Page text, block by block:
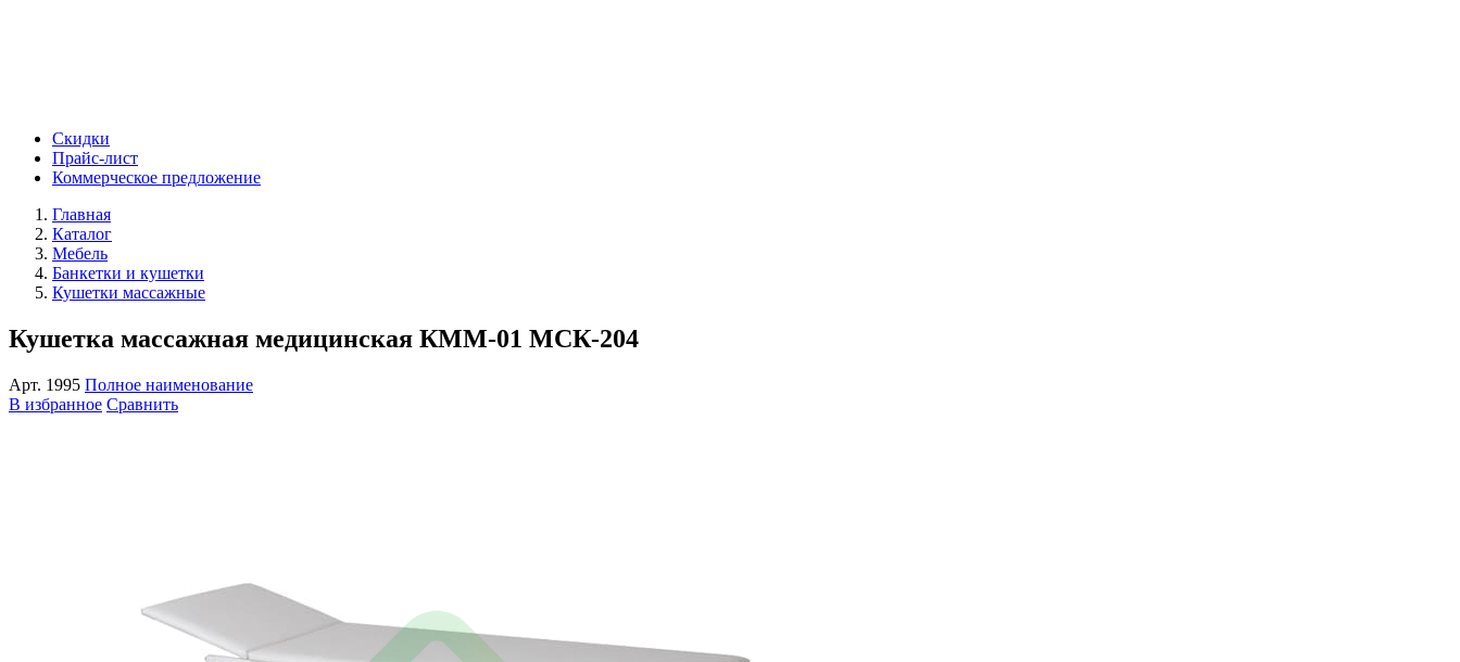
Скидки
Прайс-лист
Коммерческое предложение
Главная
Каталог
Мебель
Банкетки и кушетки
Кушетки массажные
Кушетка массажная медицинская КММ-01 МСК-204
Арт. 1995 Полное наименование
В избранное Сравнить